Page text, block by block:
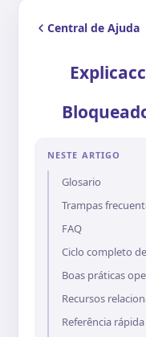
Central de Ajuda
NESTE ARTIGO
Glosario
Trampas
FAQ
Ciclo completo
Boas práticas
Recursos
Referência rápida